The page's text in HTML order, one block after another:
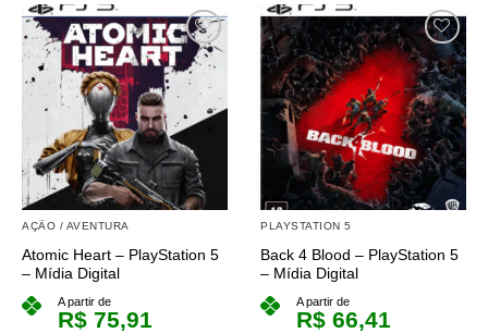
tem
várias
variantes.
As
opções
podem
ser
escolhidas
na
página
produto
produto
tem
várias
variantes.
As
opções
podem
escolhidas
do
AÇÃO / AVENTURA
Atomic Heart – PlayStation 5
– Mídia Digital
A partir de
R$ 75,91
PLAYSTATION 5
Back 4 Blood – PlayStation 5
– Mídia Digital
A partir de
R$ 66,41